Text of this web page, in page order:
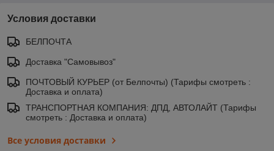
Условия доставки
БЕЛПОЧТА
Доставка "Самовывоз"
ПОЧТОВЫЙ КУРЬЕР (от Белпочты) (Тарифы смотреть :
Доставка и оплата)
ТРАНСПОРТНАЯ КОМПАНИЯ: ДПД, АВТОЛАЙТ (Тарифы
смотреть : Доставка и оплата)
Все условия доставки